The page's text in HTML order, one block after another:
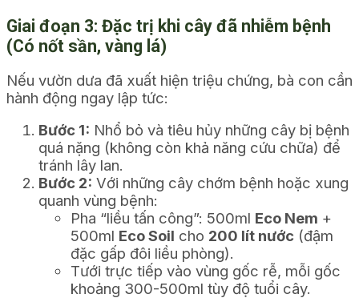
Giai đoạn 3: Đặc trị khi cây đã nhiễm bệnh
(Có nốt sần, vàng lá)
Nếu vườn dưa đã xuất hiện triệu chứng, bà con cần
hành động ngay lập tức:
Bước 1: Nhổ bỏ và tiêu hủy những cây bị bệnh
quá nặng (không còn khả năng cứu chữa) để
tránh lây lan.
Bước 2: Với những cây chớm bệnh hoặc xung
quanh vùng bệnh:
Pha “liều tấn công”: 500ml Eco Nem +
500ml Eco Soil cho 200 lít nước (đậm
đặc gấp đôi liều phòng).
Tưới trực tiếp vào vùng gốc rễ, mỗi gốc
khoảng 300-500ml tùy độ tuổi cây.